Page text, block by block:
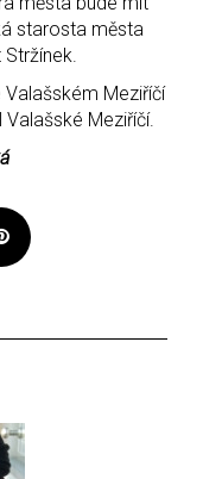
starosta města
Meziříčí
Meziříčí.